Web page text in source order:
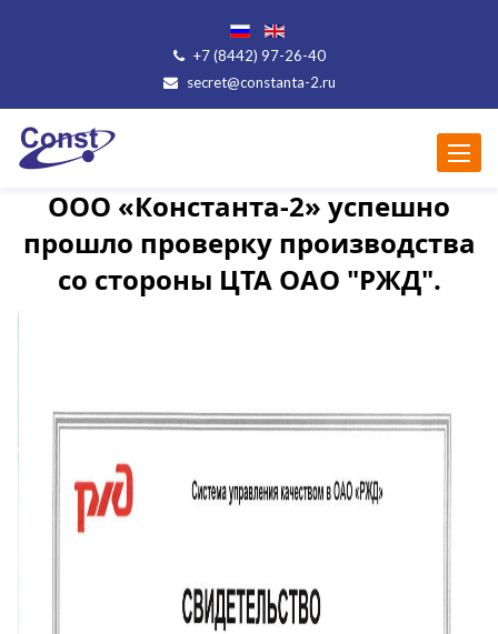
+7 (8442) 97-26-40
secret@constanta-2.ru
Меню
ООО «Константа-2» успешно
прошло проверку производства
со стороны ЦТА ОАО "РЖД".